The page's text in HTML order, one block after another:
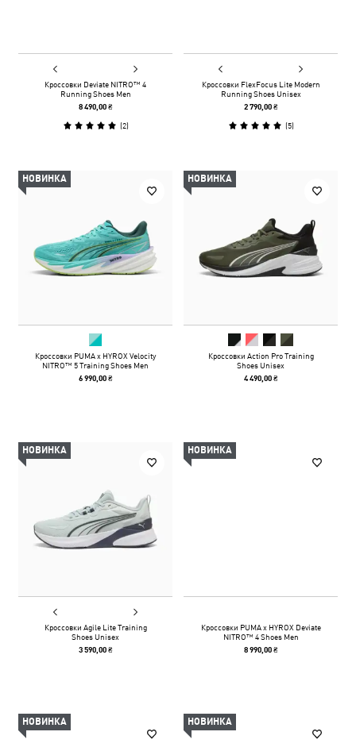
Кроссовки Deviate NITRO™ 4
Running Shoes Men
8 490,00 ₴
(2)
Кроссовки FlexFocus Lite Modern
Running Shoes Unisex
2 790,00 ₴
(5)
НОВИНКА
Кроссовки PUMA x HYROX Velocity
NITRO™ 5 Training Shoes Men
6 990,00 ₴
НОВИНКА
Кроссовки Action Pro Training
Shoes Unisex
4 490,00 ₴
НОВИНКА
Кроссовки Agile Lite Training
Shoes Unisex
3 590,00 ₴
НОВИНКА
Кроссовки PUMA x HYROX Deviate
NITRO™ 4 Shoes Men
8 990,00 ₴
НОВИНКА НОВИНКА